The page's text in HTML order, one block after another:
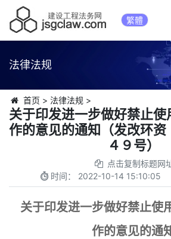
繁體
法律法规
首页 > 法律法规 >
关于印发进一步做好禁止
作的意见的通知（发改环资
４９号）
点击复制标题网
时间： 2022-10-14 15:10:05
关于印发进一步做好禁止使
作的意见的通